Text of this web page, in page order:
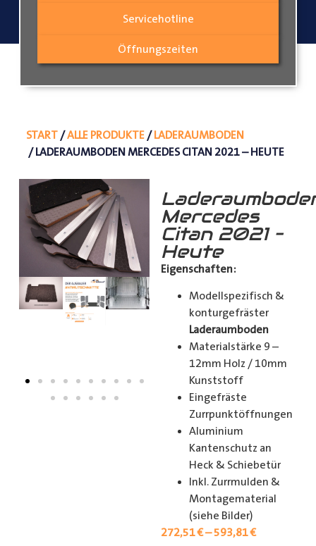
Servicehotline
Öffnungszeiten
START/ALLE PRODUKTE/LADERAUMBODEN
/ LADERAUMBODEN MERCEDES CITAN 2021 – HEUTE
Mercedes
Citan 2021 –
Heute
Eigenschaften:
Modellspezifisch &
konturgefräster
Laderaumboden
Materialstärke 9 –
12mm Holz / 10mm
Kunststoff
Eingefräste
Zurrpunktöffnungen
Aluminium
Kantenschutz an
Heck & Schiebetür
Inkl. Zurrmulden &
Montagematerial
(siehe Bilder)
272,51€–593,81€